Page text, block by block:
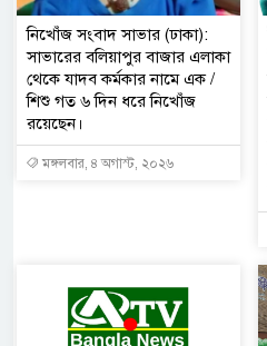
নিখোঁজ সংবাদ সাভার (ঢাকা):
সাভারের বলিয়াপুর বাজার এলাকা
থেকে যাদব কর্মকার নামে এক /
শিশু গত ৬ দিন ধরে নিখোঁজ
রয়েছেন।
মঙ্গলবার, ৪ অগাস্ট, ২০২৬